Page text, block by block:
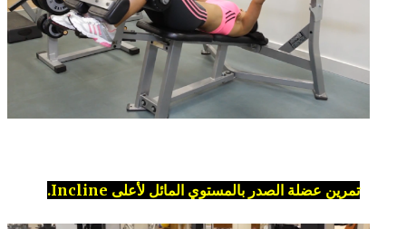
تمرين عضلة الصدر بالمستوي المائل لأعلى Incline.